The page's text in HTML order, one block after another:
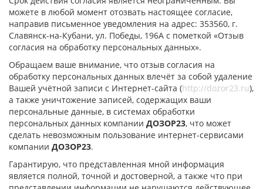
можете в любой момент отозвать настоящее согласие,
направив письменное уведомления на адрес: 353560, г.
Славянск-на-Кубани, ул. Победы, 196А с пометкой «Отзыв
согласия на обработку персональных данных».
Обращаем ваше внимание, что отзыв согласия на
обработку персональных данных влечёт за собой удаление
Вашей учётной записи с Интернет-сайта (http://dozor23.ru),
а также уничтожение записей, содержащих ваши
персональные данные, в системах обработки
персональных данных компании ДОЗОР23, что может
сделать невозможным пользование интернет-сервисами
компании ДОЗОР23.
Гарантирую, что представленная мной информация
является полной, точной и достоверной, а также что при